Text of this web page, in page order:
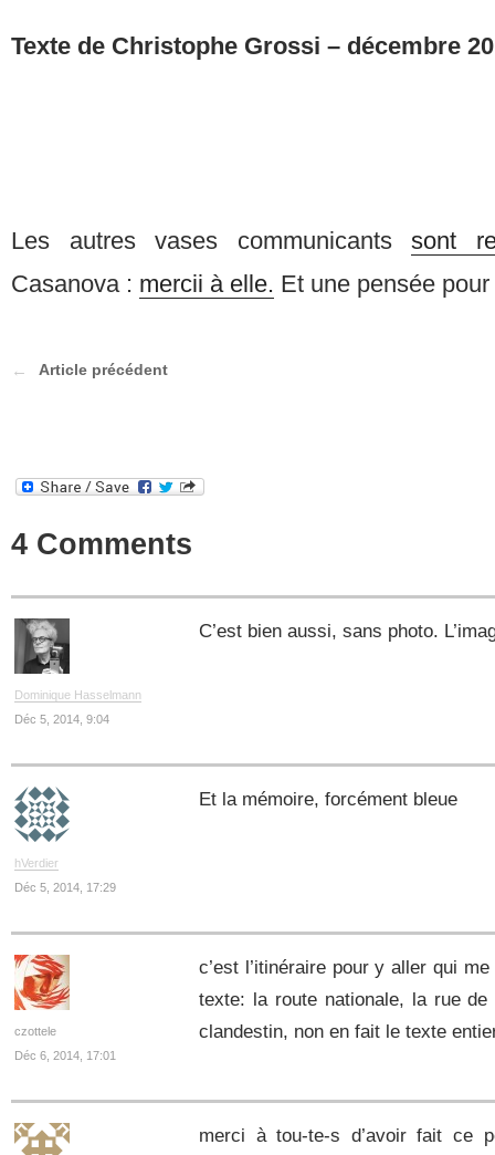
Texte de Christophe Grossi – décembre
Les autres vases communicants sont
Casanova : mercii à elle. Et une pensée pour
Article précédent
4 Comments
Dominique Hasselmann
Déc 5, 2014, 9:04
C’est bien aussi, sans photo.
hVerdier
Déc 5, 2014, 17:29
Et la mémoire, forcément bleue
czottele
Déc 6, 2014, 17:01
c’est l’itinéraire pour y aller qui
texte: la route nationale, la rue de
clandestin, non en fait le texte
merci à tou-te-s d’avoir fait ce